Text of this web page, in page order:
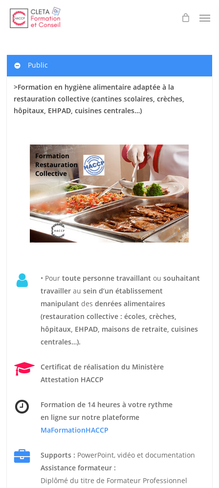
main
Public
>Formation en hygiène alimentaire adaptée à la
restauration collective (cantines scolaires, crèches,
hôpitaux, EHPAD, cuisines centrales…)
• Pour toute personne travaillant ou souhaitant
travailler au sein d’un établissement
manipulant des denrées alimentaires
(restauration collective : écoles, crèches,
hôpitaux, EHPAD, maisons de retraite, cuisines
centrales…).
Certificat de réalisation du Ministère
Attestation HACCP
Formation de 14 heures à votre rythme
en ligne sur notre plateforme
MaFormationHACCP
Supports : PowerPoint, vidéo et documentation
Assistance formateur :
Diplômé du titre de Formateur Professionnel